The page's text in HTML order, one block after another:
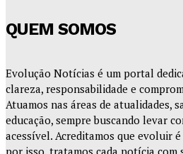
QUEM SOMOS
Evolução Notícias é um portal
clareza, responsabilidade e
Atuamos nas áreas de atualidades,
educação, sempre buscando levar
acessível. Acreditamos que evoluir